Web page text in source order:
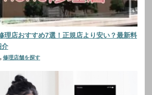
理店おすすめ7選！正規店より安い？最新料
介
, 修理店舗を探す